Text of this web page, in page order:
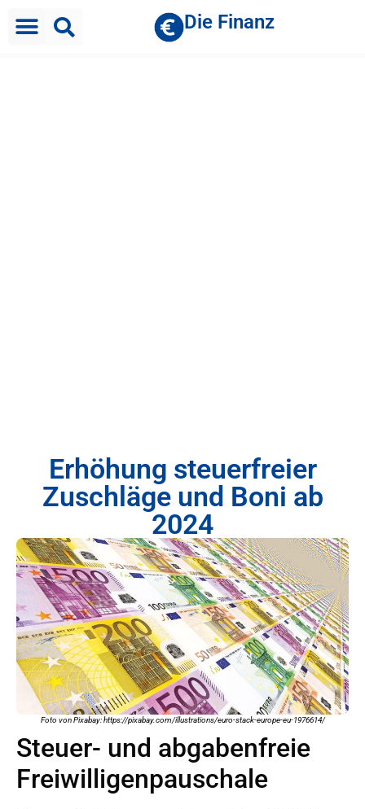
Die Finanz
Erhöhung steuerfreier
Zuschläge und Boni ab
2024
Foto von Pixabay: https://pixabay.com/illustrations/euro-stack-europe-eu-1976614/
Steuer- und abgabenfreie
Freiwilligenpauschale